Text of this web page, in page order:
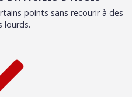
points sans recourir à des
lourds.